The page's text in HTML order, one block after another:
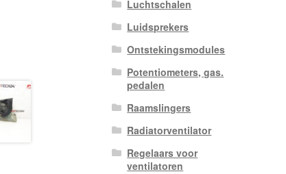
Luchtschalen
Luidsprekers
Ontstekingsmodules
Potentiometers, gas.
pedalen
Raamslingers
Radiatorventilator
Regelaars voor
ventilatoren